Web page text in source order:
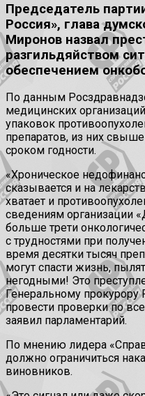
Председатель
Россия», глава
Миронов назвал
разгильдяйством
обеспечением
По данным
медицинских
упаковок
препаратов, из них
сроком годности.
«Хроническое
сказывается и на
хватает и
сведениям организации
больше трети
с трудностями при
время десятки тысяч
могут спасти жизнь,
негодными! Это
Генеральному прокурору
провести проверки по
заявил парламентарий.
По мнению лидера
должно ограничиться
виновников.